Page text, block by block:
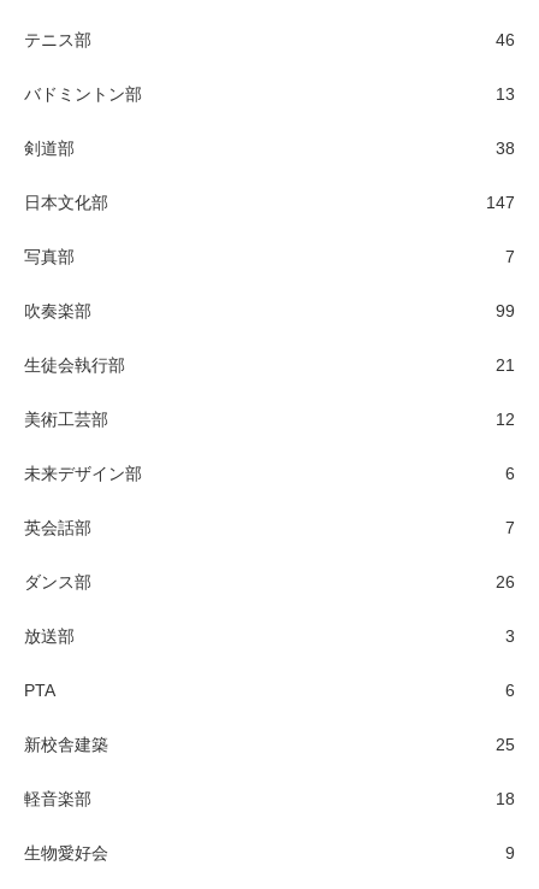
テニス部 46
バドミントン部 13
剣道部 38
日本文化部 147
写真部 7
吹奏楽部 99
生徒会執行部 21
美術工芸部 12
未来デザイン部 6
英会話部 7
ダンス部 26
放送部 3
PTA 6
新校舎建築 25
軽音楽部 18
生物愛好会 9